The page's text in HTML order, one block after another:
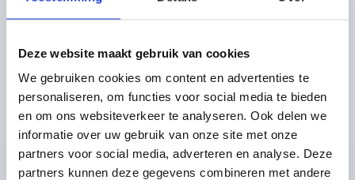
Deze website maakt gebruik van cookies
We gebruiken cookies om content en advertenties te
personaliseren, om functies voor social media te bieden
en om ons websiteverkeer te analyseren. Ook delen we
informatie over uw gebruik van onze site met onze
partners voor social media, adverteren en analyse. Deze
partners kunnen deze gegevens combineren met andere
DREHMOMENT-RÄNDELKNOPF GR.2 D=M05,
KOMP:STAHL, DECKEL:ROT RAL3020
DREHMOMENT NM =0,1 - 0,3
GEWINDE=M5
GEWINDETIEFE=5
GEWINDEART=INNENGEWINDE
MATERIAL KOMPONENTE=STAHL